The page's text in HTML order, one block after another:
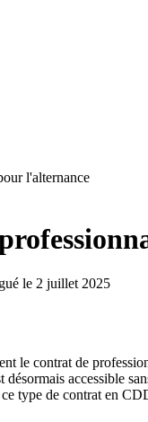
l'alternance
le 2 juillet 2025
le contrat de
accessible
type de contrat en